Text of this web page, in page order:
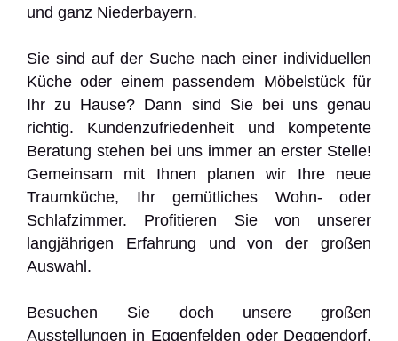
und ganz Niederbayern.
Sie sind auf der Suche nach einer individuellen
Küche oder einem passendem Möbelstück für
Ihr zu Hause? Dann sind Sie bei uns genau
richtig. Kundenzufriedenheit und kompetente
Beratung stehen bei uns immer an erster Stelle!
Gemeinsam mit Ihnen planen wir Ihre neue
Traumküche, Ihr gemütliches Wohn- oder
Schlafzimmer. Profitieren Sie von unserer
langjährigen Erfahrung und von der großen
Auswahl.
Besuchen Sie doch unsere großen
Ausstellungen in Eggenfelden oder Deggendorf,